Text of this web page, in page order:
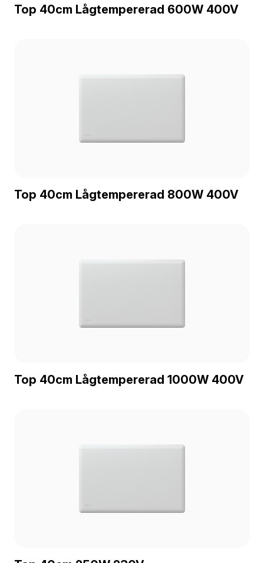
Top 40cm Lågtempererad 600W 400V
Top 40cm Lågtempererad 800W 400V
Top 40cm Lågtempererad 1000W 400V